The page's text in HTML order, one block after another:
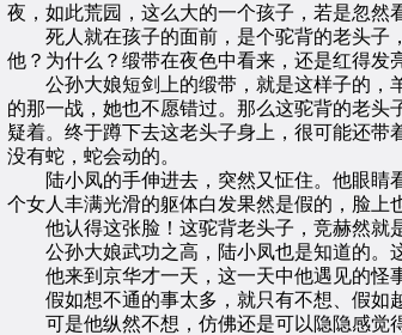
夜，如此荒园，这么大的一个孩子，若是忽然
死人就在孩子的面前，是个驼背的老头子，
他？为什么？缎带在夜色中看来，还是红得发
公孙大娘短剑上的缎带，就是这样子的，羊
的那一战，她也不愿错过。那么这驼背的老
疑着。终于蹲下去这老头子身上，很可能还带
没有蛇，蛇会动的。
陆小凤的手伸进去，突然又怔住。他眼睛
个女人丰满光滑的躯体白发果然是假的，脸上
他认得这张脸！这驼背老头子，竞赫然就是
公孙大娘武功之高，陆小凤也是知道的。这
他来到京华才一天，这一天中他遇见的怪事
假如想不通的事太多，就只有不想、假如越
可是他纵然不想，仿佛还是可以隐隐感觉